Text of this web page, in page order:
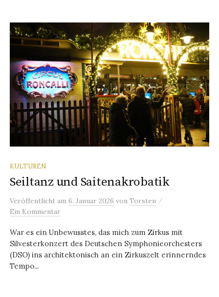
KULTUREN
Seiltanz und Saitenakrobatik
Veröffentlicht am 6. Januar 2026 von Torsten /
Ein Kommentar
War es ein Unbewusstes, das mich zum Zirkus mit
Silvesterkonzert des Deutschen Symphonieorchesters
(DSO) ins architektonisch an ein Zirkuszelt erinnerndes
Tempo...